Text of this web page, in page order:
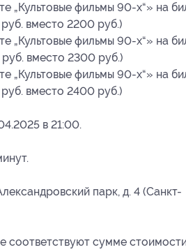
„Культовые фильмы 90-х“» на
вместо 2200 руб.)
„Культовые фильмы 90-х“» на
вместо 2300 руб.)
„Культовые фильмы 90-х“» на
вместо 2400 руб.)
в 21:00.
парк, д. 4 (Санкт-
соответствуют сумме